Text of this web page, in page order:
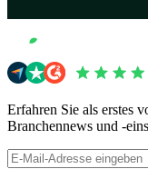
Erfahren Sie als erstes
Branchennews und -